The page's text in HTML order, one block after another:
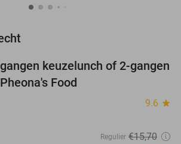
39%
keuzelunch of 2-gangen
Food
9.6 star
Regulier €15,70